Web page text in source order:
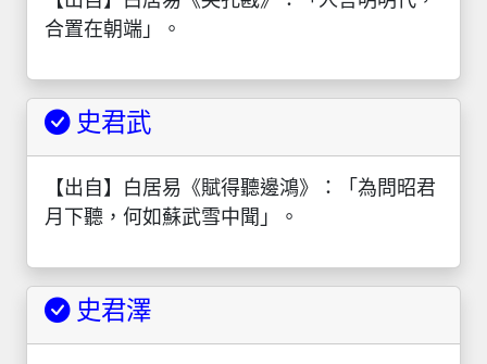
合置在朝端」。
史君武
【出自】白居易《賦得聽邊鴻》：「為問昭君
月下聽，何如蘇武雪中聞」。
史君澤